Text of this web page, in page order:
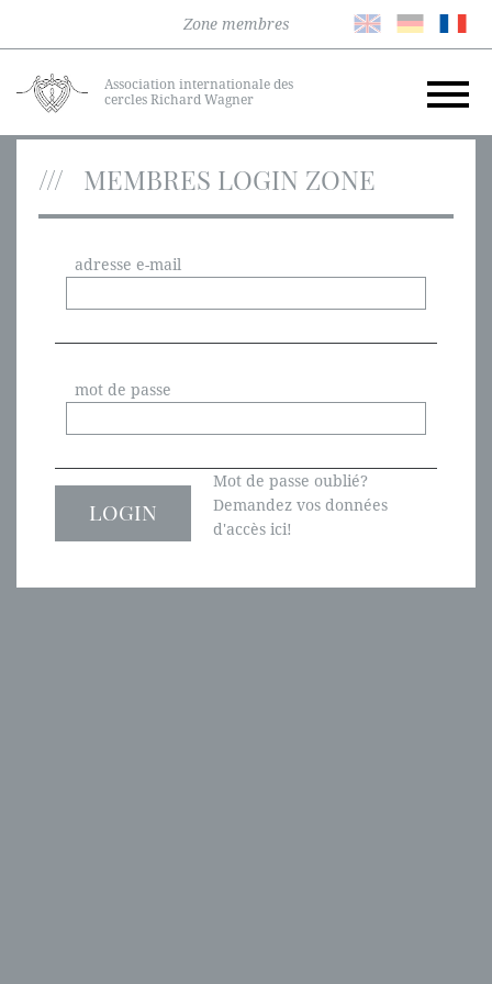
Zone membres
Association internationale des
cercles Richard Wagner
MEMBRES LOGIN ZONE
adresse e-mail
mot de passe
Mot de passe oublié?
Demandez vos données
d'accès ici!